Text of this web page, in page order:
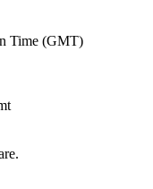
Time (GMT)